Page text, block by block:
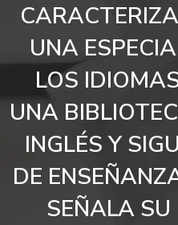
UNA
LOS
UNA
INGLÉS Y
DE
SEÑALA